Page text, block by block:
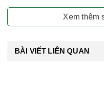
Xem thêm
BÀI VIẾT LIÊN QUAN